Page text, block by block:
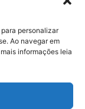
personalizar
Ao navegar em
informações leia